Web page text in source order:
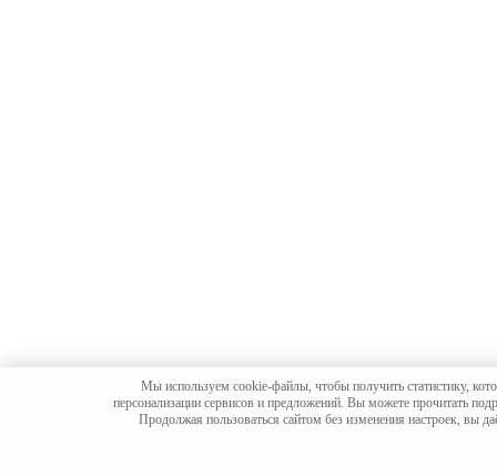
Мы используем cookie-файлы, чтобы получить статистику,
персонализации сервисов и предложений. Вы можете прочитать
Продолжая пользоваться сайтом без изменения настроек, вы